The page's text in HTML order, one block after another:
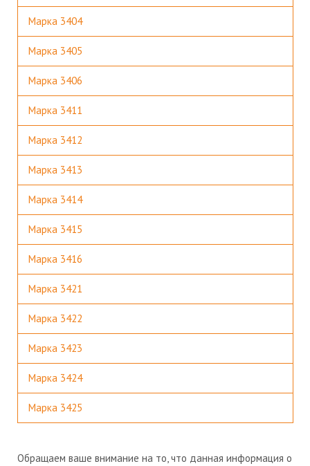
Марка 3404
Марка 3405
Марка 3406
Марка 3411
Марка 3412
Марка 3413
Марка 3414
Марка 3415
Марка 3416
Марка 3421
Марка 3422
Марка 3423
Марка 3424
Марка 3425
Обращаем ваше внимание на то, что данная информация о